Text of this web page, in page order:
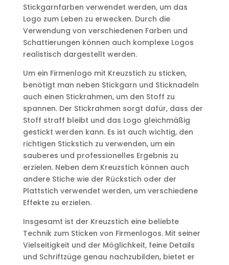
Stickgarnfarben verwendet werden, um das
Logo zum Leben zu erwecken. Durch die
Verwendung von verschiedenen Farben und
Schattierungen können auch komplexe Logos
realistisch dargestellt werden.
Um ein Firmenlogo mit Kreuzstich zu sticken,
benötigt man neben Stickgarn und Sticknadeln
auch einen Stickrahmen, um den Stoff zu
spannen. Der Stickrahmen sorgt dafür, dass der
Stoff straff bleibt und das Logo gleichmäßig
gestickt werden kann. Es ist auch wichtig, den
richtigen Stickstich zu verwenden, um ein
sauberes und professionelles Ergebnis zu
erzielen. Neben dem Kreuzstich können auch
andere Stiche wie der Rückstich oder der
Plattstich verwendet werden, um verschiedene
Effekte zu erzielen.
Insgesamt ist der Kreuzstich eine beliebte
Technik zum Sticken von Firmenlogos. Mit seiner
Vielseitigkeit und der Möglichkeit, feine Details
und Schriftzüge genau nachzubilden, bietet er